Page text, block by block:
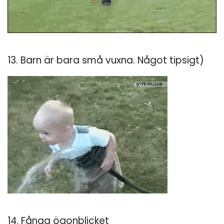
13. Barn är bara små vuxna. Något tipsigt)
14. Fånga ögonblicket